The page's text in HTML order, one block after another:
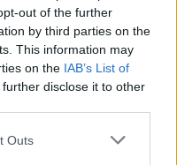
out of the further
by third parties on the
This information may
on the IAB’s List of
disclose it to other
Outs